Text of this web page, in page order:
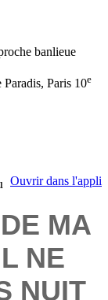
banlieue
Paris 10e
Ouvrir dans l'appli
MA
NE
NUIT